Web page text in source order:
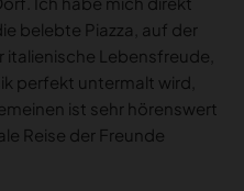
belebte Piazza, auf der
italienische Lebensfreude,
perfekt untermalt wird,
ist sehr hörenswert
Reise der Freunde